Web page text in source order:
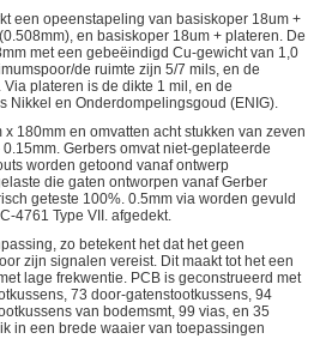
een opeenstapeling van basiskoper 18um +
en basiskoper 18um + plateren. De
met een gebeëindigd Cu-gewicht van 1,0
de ruimte zijn 5/7 mils, en de
plateren is de dikte 1 mil, en de
Nikkel en Onderdompelingsgoud (ENIG).
180mm en omvatten acht stukken van zeven
Gerbers omvat niet-geplateerde
worden getoond vanaf ontwerp
die gaten ontworpen vanaf Gerber
geteste 100%. 0.5mm via worden gevuld
4761 Type VII. afgedekt.
zo betekent het dat het geen
zijn signalen vereist. Dit maakt tot het een
lage frekwentie. PCB is geconstrueerd met
73 door-gatenstootkussens, 94
van bodemsmt, 99 vias, en 35
in een brede waaier van toepassingen